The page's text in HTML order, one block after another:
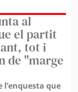
al
el partit
tot i
de "marge
l’enquesta que